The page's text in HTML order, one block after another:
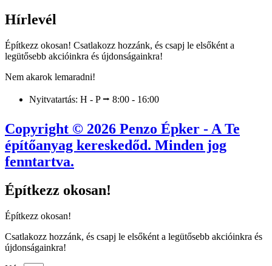
Hírlevél
Építkezz okosan! Csatlakozz hozzánk, és csapj le elsőként a
legütősebb akcióinkra és újdonságainkra!
Nem akarok lemaradni!
Nyitvatartás: H - P ⭢ 8:00 - 16:00
Copyright © 2026 Penzo Épker - A Te
építőanyag kereskedőd. Minden jog
fenntartva.
Építkezz okosan!
Építkezz okosan!
Csatlakozz hozzánk, és csapj le elsőként a legütősebb akcióinkra és
újdonságainkra!